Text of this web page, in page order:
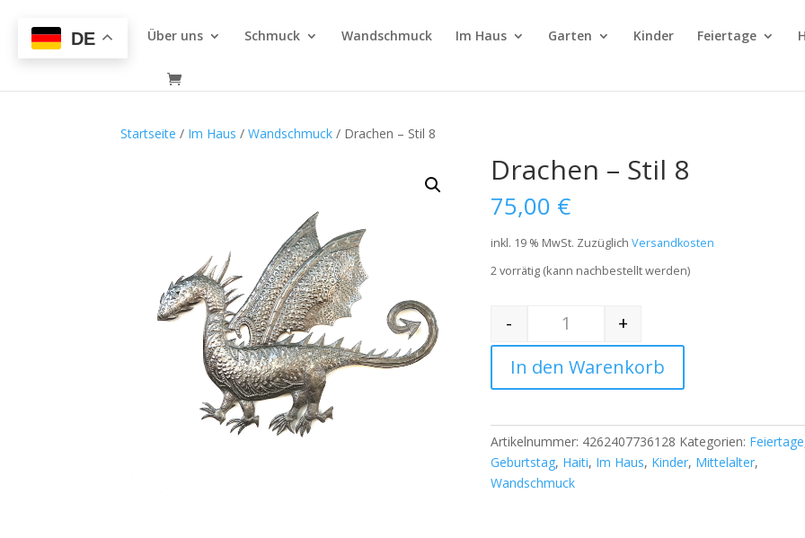
Über uns Schmuck Wandschmuck Im Haus Garten Kinder Feiertage
Startseite / Im Haus /Wandschmuck / Drachen – Stil 8
Drachen – Stil 8
75,00 €
inkl. 19 % MwSt. ZuzüglichVersandkosten
2 vorrätig (kann nachbestellt werden)
Quantity
-
+
In den Warenkorb
Artikelnummer: 4262407736128 Kategorien: Feiertage
Geburtstag, Haiti, Im Haus, Kinder, Mittelalter,
Wandschmuck
DE